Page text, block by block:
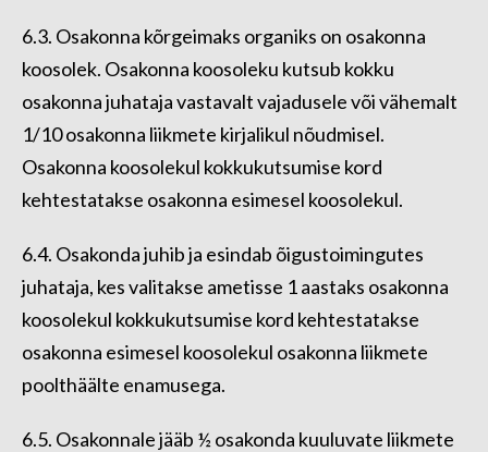
6.3. Osakonna kõrgeimaks organiks on osakonna
koosolek. Osakonna koosoleku kutsub kokku
osakonna juhataja vastavalt vajadusele või vähemalt
1/10 osakonna liikmete kirjalikul nõudmisel.
Osakonna koosolekul kokkukutsumise kord
kehtestatakse osakonna esimesel koosolekul.
6.4. Osakonda juhib ja esindab õigustoimingutes
juhataja, kes valitakse ametisse 1 aastaks osakonna
koosolekul kokkukutsumise kord kehtestatakse
osakonna esimesel koosolekul osakonna liikmete
poolthäälte enamusega.
6.5. Osakonnale jääb ½ osakonda kuuluvate liikmete